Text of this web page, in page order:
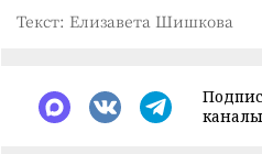
Текст: Елизавета Шишкова
каналы